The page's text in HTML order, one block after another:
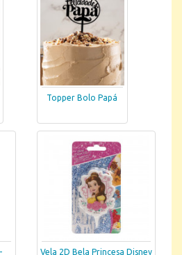
Topper Bolo Papá
Vela 2D Bela Princesa Disney